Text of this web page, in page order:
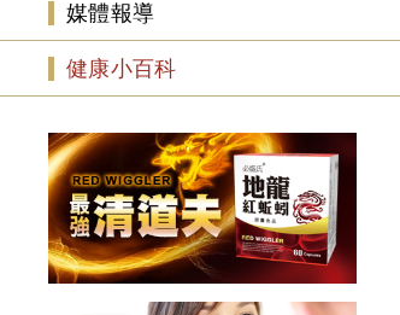
媒體報導
健康小百科